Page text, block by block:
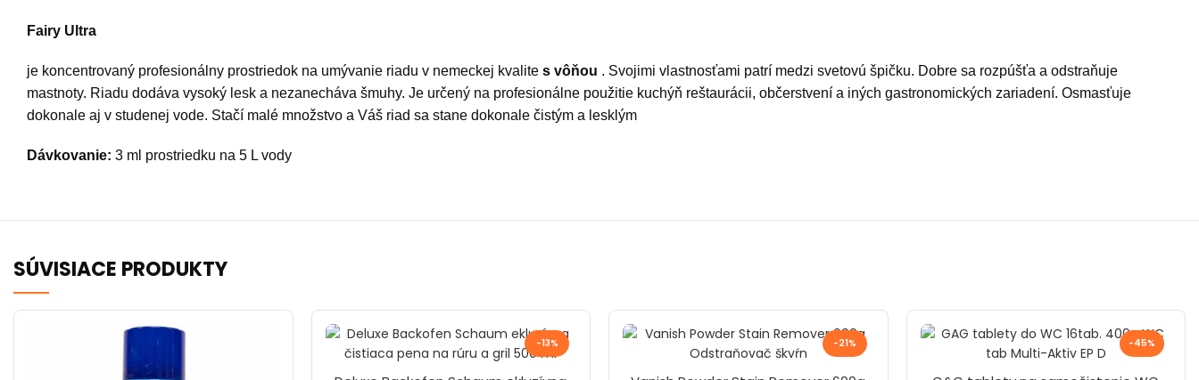
Fairy Ultra
je koncentrovaný profesionálny prostriedok na umývanie riadu v nemeckej kvalite s vôňou . Svojimi vlastnosťami patrí medzi svetovú špičku. Dobre sa rozpúšťa a odstraňuje
mastnoty. Riadu dodáva vysoký lesk a nezanecháva šmuhy. Je určený na profesionálne použitie kuchýň reštaurácii, občerstvení a iných gastronomických zariadení. Osmasťuje
dokonale aj v studenej vode. Stačí malé množstvo a Váš riad sa stane dokonale čistým a lesklým
Dávkovanie: 3 ml prostriedku na 5 L vody
SÚVISIACE PRODUKTY
-13% -21% -45%